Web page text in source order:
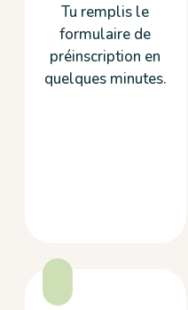
Tu remplis le
formulaire de
préinscription en
quelques minutes.